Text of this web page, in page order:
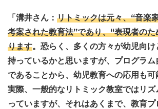
「溝井さん： リトミックは元々、“音楽
考案された教育法”であり、“表現者の
ります。恐らく、多くの方々が幼児向
持っているかと思いますが、プログラ
であることから、幼児教育への応用も可
実際、一般的なリトミック教室ではリ
っていますが、それはあくまで、教育